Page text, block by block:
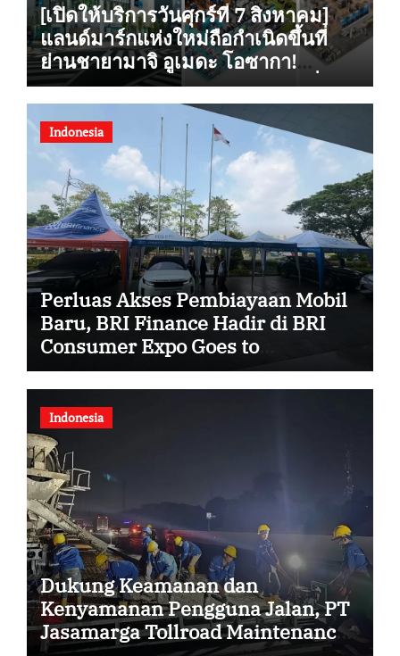
[เปิดให้บริการวันศุกร์ที่ 7 สิงหาคม]
แลนด์มาร์กแห่งใหม่ถือกำเนิดขึ้นที่
ย่านชายามาจิ อูเมดะ โอซากา!
“Alpen OSAKA” ร้านกีฬาเรือธงที่ใหญ่
ที่สุดแห่งหนึ่งในญี่ปุ่นฝั่งตะวันตก
รองรับการซื้อสินค้าปลอดภาษี เปิดให้
บริการอย่างเป็นทางการ
Indonesia
Perluas Akses Pembiayaan Mobil
Baru, BRI Finance Hadir di BRI
Consumer Expo Goes to
Summarecon Bekasi
Indonesia
Dukung Keamanan dan
Kenyamanan Pengguna Jalan, PT
Jasamarga Tollroad Maintenance